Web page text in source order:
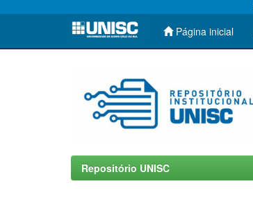
Skip
Página inicial
Repositório UNISC